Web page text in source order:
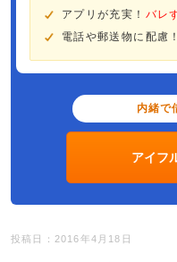
アプリが充実！ バレ
電話や郵送物に配慮！
内緒で
アイフ
投稿日：2016年4月18日